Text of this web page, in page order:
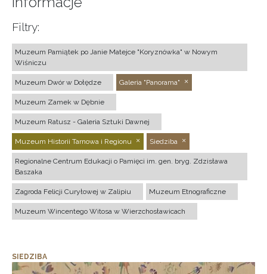
Filtry:
Muzeum Pamiątek po Janie Matejce "Koryznówka" w Nowym
Wiśniczu
Muzeum Dwór w Dołędze Galeria "Panorama"
Muzeum Zamek w Dębnie
Muzeum Ratusz - Galeria Sztuki Dawnej
Muzeum Historii Tarnowa i Regionu Siedziba
Regionalne Centrum Edukacji o Pamięci im. gen. bryg. Zdzisława
Baszaka
Zagroda Felicji Curyłowej w Zalipiu Muzeum Etnograficzne
Muzeum Wincentego Witosa w Wierzchosławicach
SIEDZIBA